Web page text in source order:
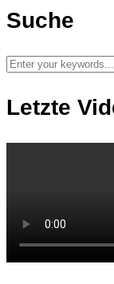
Suche
Letzte